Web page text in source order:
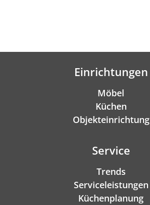
Einrichtungen
Möbel
Küchen
Objekteinrichtung
Service
Trends
Serviceleistungen
Küchenplanung